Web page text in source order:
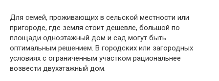
Для семей, проживающих в сельской местности или
пригороде, где земля стоит дешевле, большой по
площади одноэтажный дом и сад могут быть
оптимальным решением. В городских или загородных
условиях с ограниченным участком рациональнее
возвести двухэтажный дом.